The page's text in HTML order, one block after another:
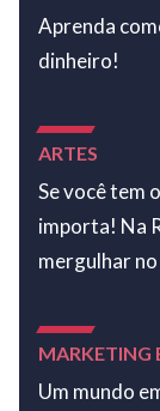
Aprenda
dinheiro!
ARTES
Se você tem
importa! Na
mergulhar
MARKETING
Um mundo